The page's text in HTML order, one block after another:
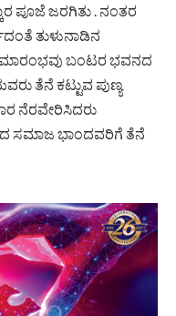
ಪೂಜೆ ಜರಗಿತು . ನಂತರ
ತುಳುನಾಡಿನ
ಬಂಟರ ಭವನದ
ತೆನೆ ಕಟ್ಟುವ ಪುಣ್ಯ
ನೆರವೇರಿಸಿದರು
ಸಮಾಜ ಭಾಂದವರಿಗೆ ತೆನೆ